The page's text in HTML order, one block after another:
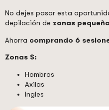
No dejes pasar esta
depilación de zonas
Ahorra comprando 6
Zonas S:
Hombros
Axilas
Ingles